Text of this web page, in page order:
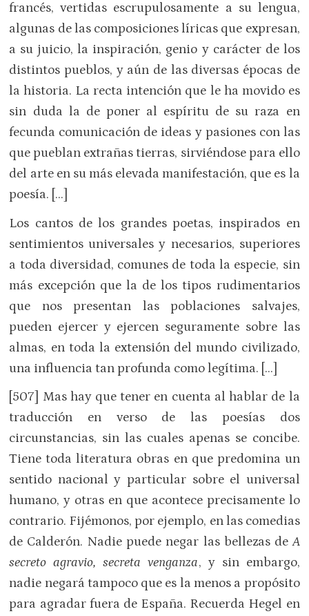
francés, vertidas escrupulosamente a su lengua,
algunas de las composiciones líricas que expresan,
a su juicio, la inspiración, genio y carácter de los
distintos pueblos, y aún de las diversas épocas de
la historia. La recta intención que le ha movido es
sin duda la de poner al espíritu de su raza en
fecunda comunicación de ideas y pasiones con las
que pueblan extrañas tierras, sirviéndose para ello
del arte en su más elevada manifestación, que es la
poesía. […]
Los cantos de los grandes poetas, inspirados en
sentimientos universales y necesarios, superiores
a toda diversidad, comunes de toda la especie, sin
más excepción que la de los tipos rudimentarios
que nos presentan las poblaciones salvajes,
pueden ejercer y ejercen seguramente sobre las
almas, en toda la extensión del mundo civilizado,
una influencia tan profunda como legítima. […]
[507] Mas hay que tener en cuenta al hablar de la
traducción en verso de las poesías dos
circunstancias, sin las cuales apenas se concibe.
Tiene toda literatura obras en que predomina un
sentido nacional y particular sobre el universal
humano, y otras en que acontece precisamente lo
contrario. Fijémonos, por ejemplo, en las comedias
de Calderón. Nadie puede negar las bellezas deA
secreto agravio, secreta venganza, y sin embargo,
nadie negará tampoco que es la menos a propósito
para agradar fuera de España. Recuerda Hegel en